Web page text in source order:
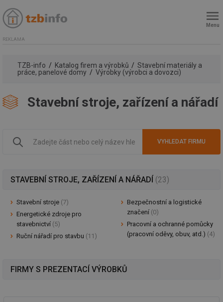
Menu
REKLAMA
TZB-info Katalog firem a výrobků
Stavební materiály a
práce, panelové domy
Výrobky (výrobci a dovozci)
Stavební stroje, zařízení a nářadí
STAVEBNÍ STROJE, ZAŘÍZENÍ A NÁŘADÍ (23)
Stavební stroje (7)
Energetické zdroje pro
stavebnictví (5)
Ruční nářadí pro stavbu (11)
Bezpečnostní a logistické
značení (0)
Pracovní a ochranné pomůcky
(pracovní oděvy, obuv, atd.) (4)
FIRMY S PREZENTACÍ VÝROBKŮ